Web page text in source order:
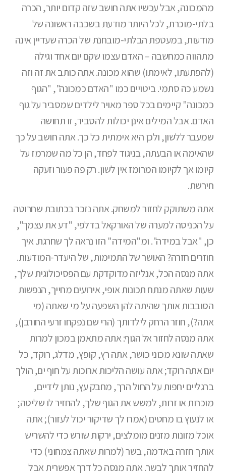
מהמכונה, אבל עכשיו אתה חושב שזה קדום יותר, הכרה
בלתי-מוכרת, לכל היותר מודעת בשכבה ראשונה של
מודעות, במעטפת הבלתי-מובחנת של הכרה שעדיין אינה
מתהווה כמחשבה – האדם עצמו שקם יום אחד וגילה
(להפתעתו, לאימתו) שהוא מכונה. אתה כותב את זה וזה
נשמע כה סתמי. ביטויים כמו "האדם כמכונה", "הגוף
כמכונה" קיימים בכל ספר מאויר לילדים שמסביר על גוף
האדם. אבל המילים אינן יכולות להסביר, זו תחושה
שמעבר ללשון, ולכן היא אימתית כל כך. אתה חושב על כך
שהאימה או הבעתה, בניגוד לפחד, הן כל מה שמרמז על
קיומו אך לקיומו המרומז אין לשון. רק פה פעור וזעקה
חירשת.
אתה משתוקק לחזור למשחק. אתה נזכר בכתובת שחרוטה
על הכניסה למערה של האורקאל בדלפי, "דע את עצמך",
כן, "אבל במידה". ומ"המידה" הזו נראה לך שחרגת. איך
חוזרים חזרה? האושר של התמימות, של היעדר-המודעות.
אתה מנסה הכל, אנליזה מדוקדקת עם הפסיכולוגית שלך,
שעות שאתה מנתח תכונות אופי, אירועים מחייך, הנפשות
הסובבות אותך שהיתה להן השפעה על מי שאתה (מי
אתה?), חוזר הרחק לילדותך (הרי שם נפקחו זרעי החורבן),
אתה מנסה לחזור אל הגוף: אתה מתאמן במכון למרות
שאתה שונא מכוני כושר, אתה רץ, קופץ, מדלג, רוקד, כל
יום אתה רוקד; אתה עושה הליכות ארוכות על חוף ים, הולך
ברגליים יחפות על החול הרך, מחבק עץ, נותן לידיים,
מוכרות או זרות, למשש את הגוף שלך, להחזיר לו שליטה;
או לנעוץ בו מחטים (אמרו לך שדיקור יכול לעזור); אתה
אוכל מזונות מזנים מומלצים, ירקות שורש כדי להשריש
אותך חזרה באדמה, בשר (למרות שאתה צמחוני) כדי
להחזיר אותך לבשר. אתה מנסה כל דרך אפשרית אבל